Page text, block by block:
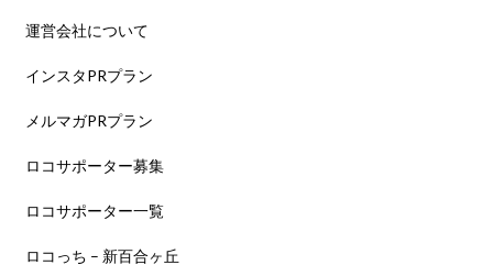
運営会社について
インスタPRプラン
メルマガPRプラン
ロコサポーター募集
ロコサポーター一覧
ロコっち – 新百合ヶ丘